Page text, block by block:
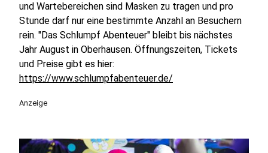
und Wartebereichen sind Masken zu tragen und pro
Stunde darf nur eine bestimmte Anzahl an Besuchern
rein. "Das Schlumpf Abenteuer" bleibt bis nächstes
Jahr August in Oberhausen. Öffnungszeiten, Tickets
und Preise gibt es hier:
https://www.schlumpfabenteuer.de/
Anzeige